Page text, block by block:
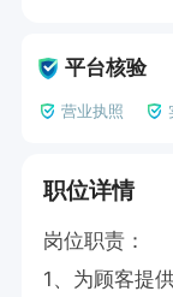
平台核验
营业执照
职位详情
岗位职责：
1、为顾客提